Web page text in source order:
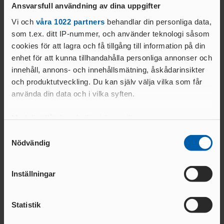
Ansvarsfull användning av dina uppgifter
Vi och våra 1022 partners behandlar din personliga data,
som t.ex. ditt IP-nummer, och använder teknologi såsom
cookies för att lagra och få tillgång till information på din
enhet för att kunna tillhandahålla personliga annonser och
innehåll, annons- och innehållsmätning, åskådarinsikter
och produktutveckling. Du kan själv välja vilka som får
använda din data och i vilka syften.
som kan ha en noggrannhet på upp till flera meter
Du kan ändra eller dra tillbaka ditt samtycke när som
Nödvändig
Inställningar
Statistik
Hannes
060727 IK Lerum
Emelie
Lundqvist
081004 Kungsängens FK
Danderyds
SK
Malmsten
030912 IF Skade Upsala IF